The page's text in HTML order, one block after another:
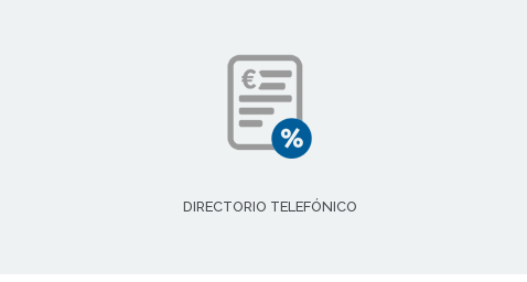
DIRECTORIO TELEFÓNICO